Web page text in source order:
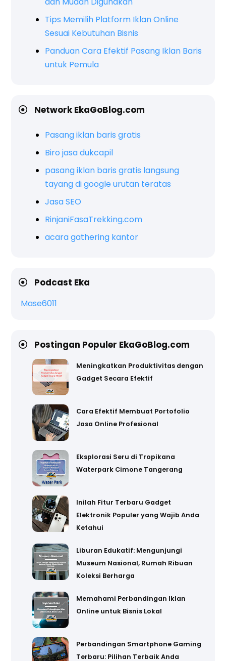
Tips Memilih Platform Iklan Online
Sesuai Kebutuhan Bisnis
Panduan Cara Efektif Pasang Iklan Baris
untuk Pemula
Network EkaGoBlog.com
Pasang iklan baris gratis
Biro jasa dukcapil
pasang iklan baris gratis langsung
tayang di google urutan teratas
Jasa SEO
RinjaniFasaTrekking.com
acara gathering kantor
Podcast Eka
Mase6011
Postingan Populer EkaGoBlog.com
Meningkatkan Produktivitas dengan
Gadget Secara Efektif
Cara Efektif Membuat Portofolio
Jasa Online Profesional
Eksplorasi Seru di Tropikana
Waterpark Cimone Tangerang
Inilah Fitur Terbaru Gadget
Elektronik Populer yang Wajib Anda
Ketahui
Liburan Edukatif: Mengunjungi
Museum Nasional, Rumah Ribuan
Koleksi Berharga
Memahami Perbandingan Iklan
Online untuk Bisnis Lokal
Perbandingan Smartphone Gaming
Terbaru: Pilihan Terbaik Anda